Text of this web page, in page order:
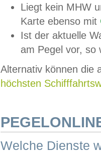
Liegt kein MHW
Karte ebenso mit
Ist der aktuelle
am Pegel vor,
Alternativ können die
höchsten
Welche Dienste